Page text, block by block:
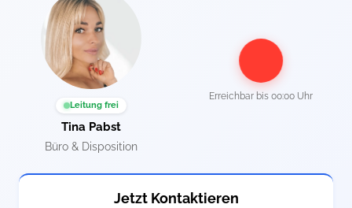
Leitung frei
Tina Pabst
Büro & Disposition
Erreichbar bis 00:00 Uhr
Jetzt Kontaktieren